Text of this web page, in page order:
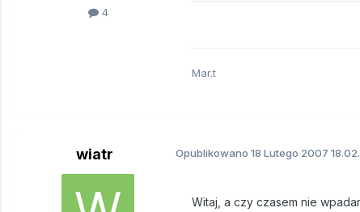
4
Mar.t
wiatr Opublikowano 18 Lutego 2007
Witaj, a czy czasem nie